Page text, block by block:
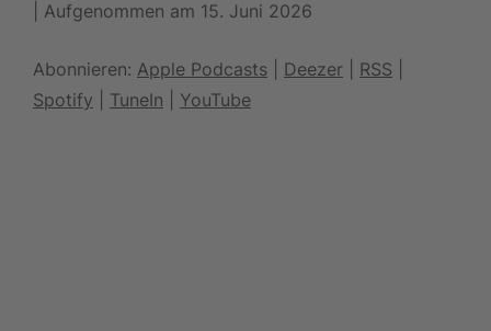
Apple Podcasts Deezer
TuneIn YouTube
RSS FEED
TEILEN
EMBED
Aufgenommen am 15. Juni 2026
Abonnieren: Apple Podcasts Deezer RSS
Spotify
TuneIn YouTube